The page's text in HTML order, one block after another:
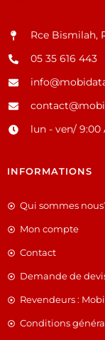
Rce Bismilah,
05 35 616 443
lun - ven/ 9:00
INFORMATIONS
Qui sommes
Mon compte
Contact
Demande de
Revendeurs :
Conditions